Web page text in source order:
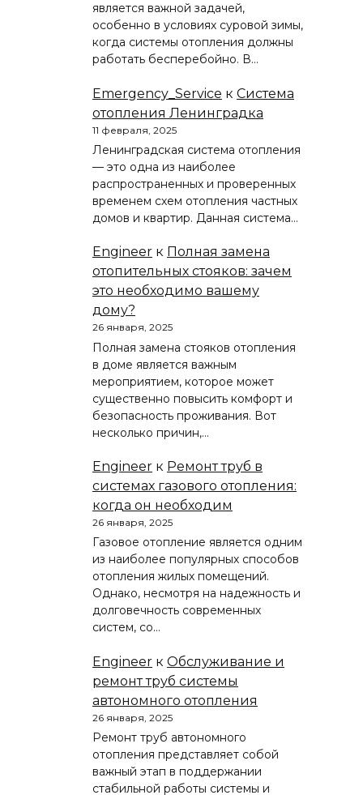
является важной задачей,
особенно в условиях суровой зимы,
когда системы отопления должны
работать бесперебойно. В…
Emergency_Service к Система
отопления Ленинградка
11 февраля, 2025
Ленинградская система отопления
— это одна из наиболее
распространенных и проверенных
временем схем отопления частных
домов и квартир. Данная система…
Engineer к Полная замена
отопительных стояков: зачем
это необходимо вашему
дому?
26 января, 2025
Полная замена стояков отопления
в доме является важным
мероприятием, которое может
существенно повысить комфорт и
безопасность проживания. Вот
несколько причин,…
Engineer к Ремонт труб в
системах газового отопления:
когда он необходим
26 января, 2025
Газовое отопление является одним
из наиболее популярных способов
отопления жилых помещений.
Однако, несмотря на надежность и
долговечность современных
систем, со…
Engineer к Обслуживание и
ремонт труб системы
автономного отопления
26 января, 2025
Ремонт труб автономного
отопления представляет собой
важный этап в поддержании
стабильной работы системы и